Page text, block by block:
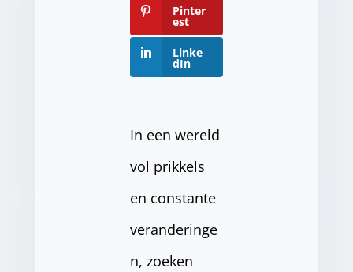
Pinter
est
Linke
dIn
In een wereld
vol prikkels
en constante
veranderinge
n, zoeken